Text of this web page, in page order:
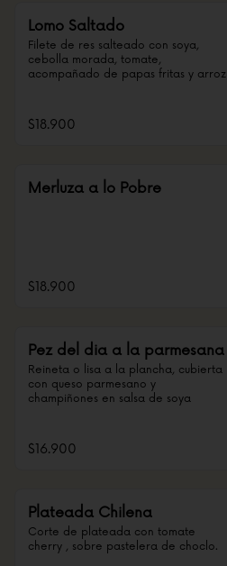
Lomo Saltado
Filete de res salteado con soya,
cebolla morada, tomate,
acompañado de papas fritas y arroz
$18.900
Merluza a lo Pobre
$18.900
Pez del dia a la parmesana
Reineta o lisa a la plancha, cubierta
con queso parmesano y
champiñones en salsa de soya
$16.900
Plateada Chilena
Corte de plateada con tomate
cherry , sobre pastelera de choclo.